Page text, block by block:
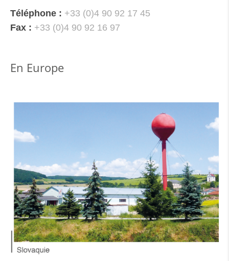
Téléphone : +33 (0)4 90 92 17 45
Fax : +33 (0)4 90 92 16 97
En Europe